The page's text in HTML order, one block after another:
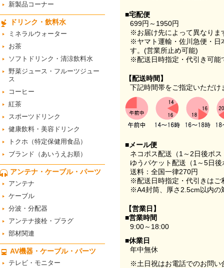
■宅配便
699円～1950円
※お届け先によって異なりま
※ヤマト運輸・佐川急便・日
す。(営業所止め可能)
※配送日時指定・代引き可能
【配送時間】
下記時間帯をご指定いただけ
■メール便
ネコポス配送（1～2日後ポ
ゆうパケット配送（1～5日
送料：全国一律270円
※配送日時指定・代引きはご
※A4封筒、厚さ2.5cm以内の
【営業日】
■営業時間
9:00～18:00
■休業日
年中無休
※土日祝はお電話でのお問い
新製品コーナー
ドリンク・飲料水
ミネラルウォーター
お茶
ソフトドリンク・清涼飲料水
野菜ジュース・フルーツジュー
ス
コーヒー
紅茶
スポーツドリンク
健康飲料・美容ドリンク
トクホ（特定保健用食品）
ブランド（あいうえお順）
アンテナ・ケーブル・パーツ
アンテナ
ケーブル
分波・分配器
アンテナ接栓・プラグ
部材関連
AV機器・ケーブル・パーツ
テレビ・モニター